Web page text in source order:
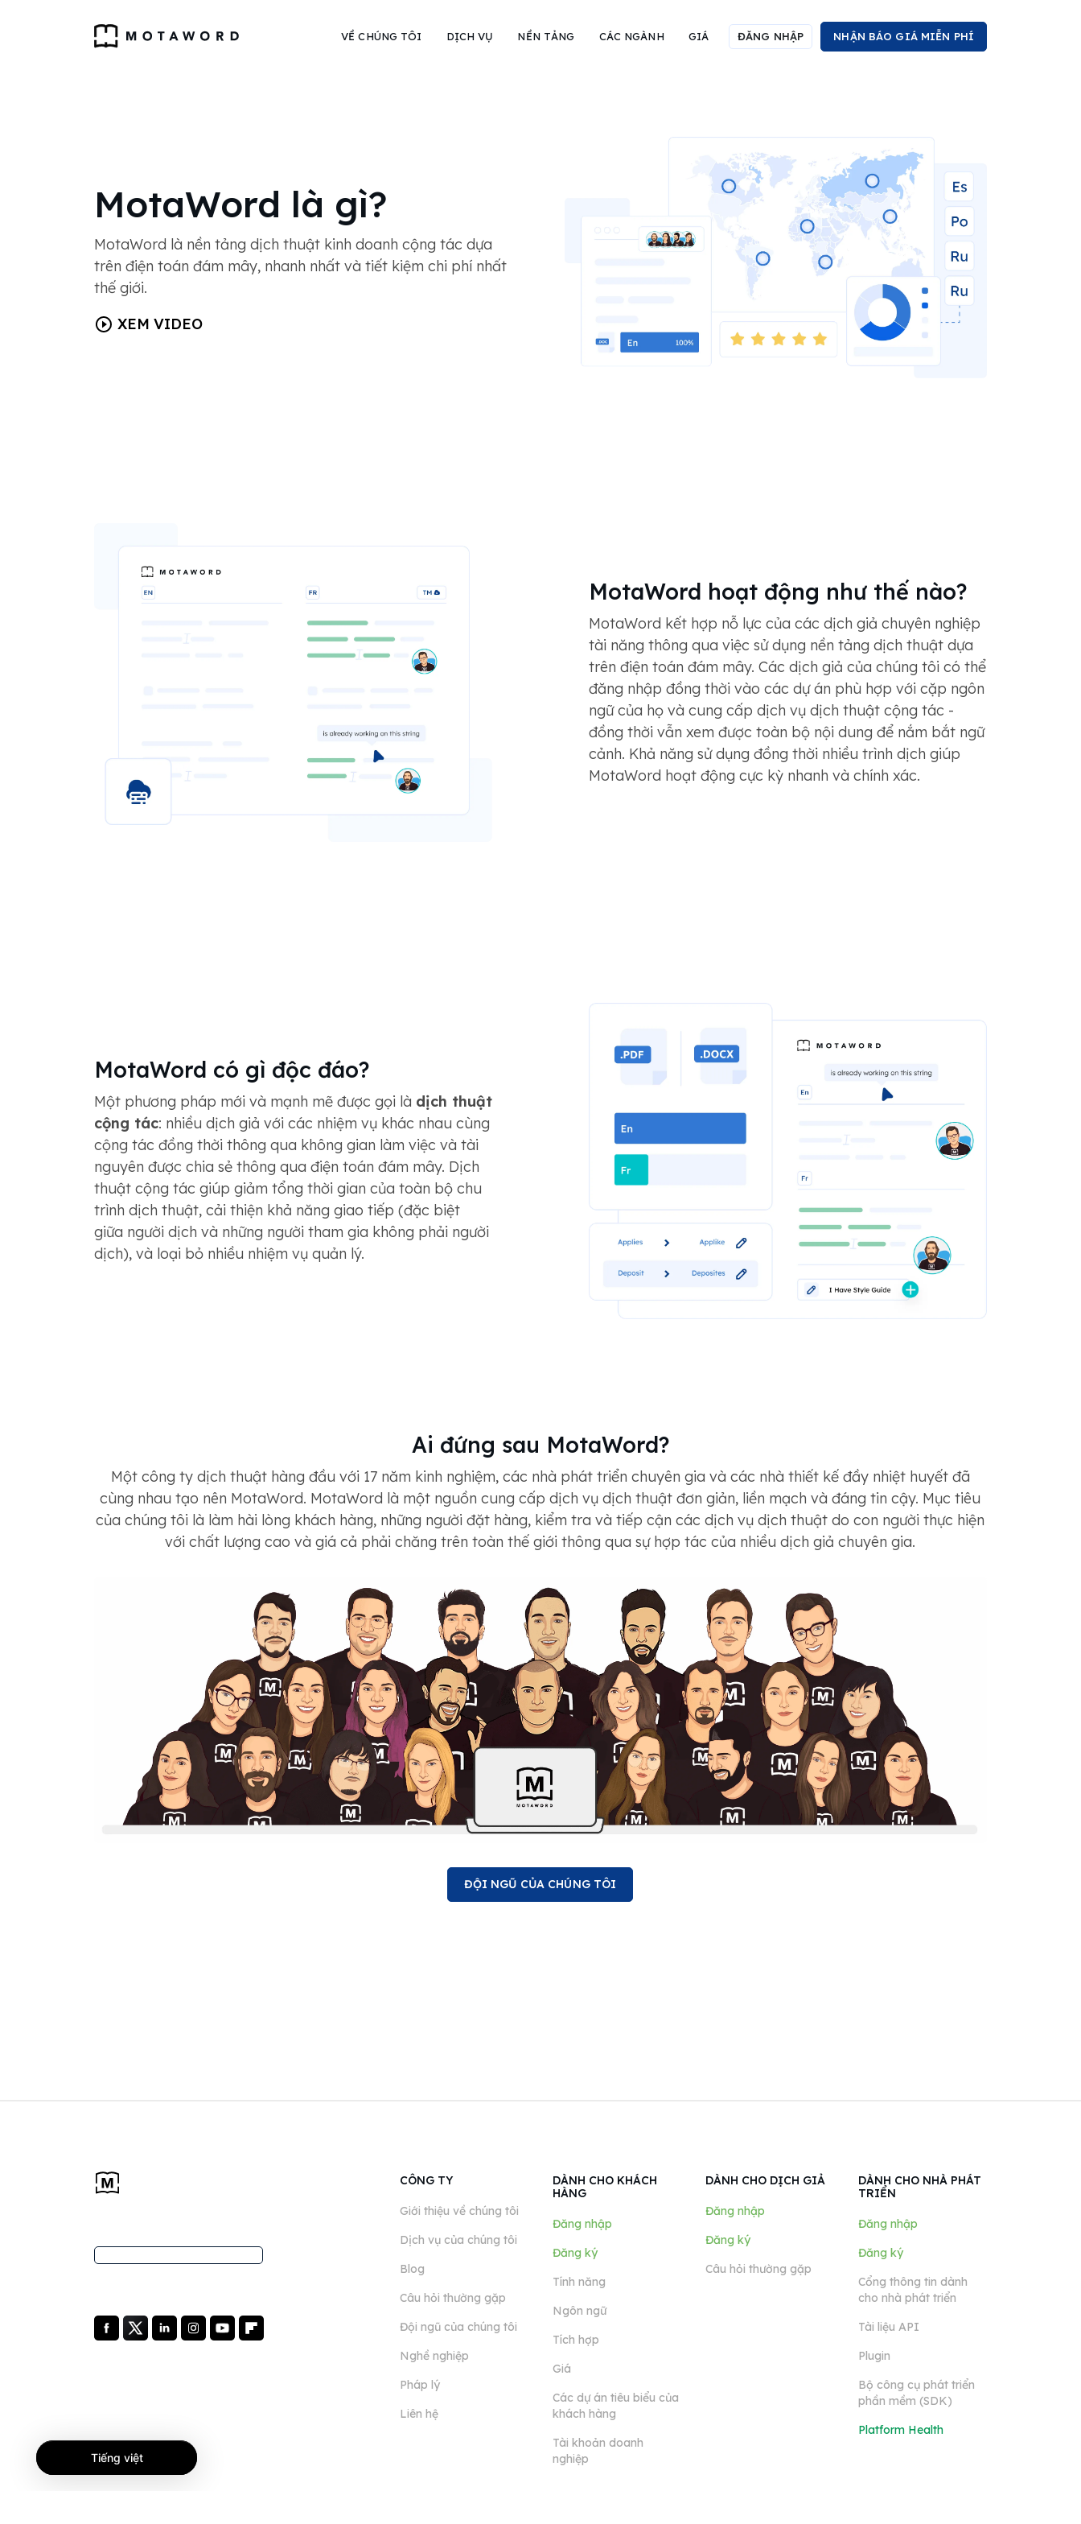
VỀ CHÚNG TÔI DỊCH VỤ NỀN TẢNG CÁC NGÀNH GIÁ ĐĂNG NHẬP NHẬN BÁO GIÁ MIỄN PHÍ
MotaWord là gì?
MotaWord là nền tảng dịch thuật kinh doanh cộng tác dựa
trên điện toán đám mây, nhanh nhất và tiết kiệm chi phí nhất
thế giới.
XEM VIDEO
MotaWord hoạt động như thế nào?
MotaWord kết hợp nỗ lực của các dịch giả chuyên nghiệp
tài năng thông qua việc sử dụng nền tảng dịch thuật dựa
trên điện toán đám mây. Các dịch giả của chúng tôi có thể
đăng nhập đồng thời vào các dự án phù hợp với cặp ngôn
ngữ của họ và cung cấp dịch vụ dịch thuật cộng tác -
đồng thời vẫn xem được toàn bộ nội dung để nắm bắt ngữ
cảnh. Khả năng sử dụng đồng thời nhiều trình dịch giúp
MotaWord hoạt động cực kỳ nhanh và chính xác.
MotaWord có gì độc đáo?
Một phương pháp mới và mạnh mẽ được gọi là dịch thuật
cộng tác: nhiều dịch giả với các nhiệm vụ khác nhau cùng
cộng tác đồng thời thông qua không gian làm việc và tài
nguyên được chia sẻ thông qua điện toán đám mây. Dịch
thuật cộng tác giúp giảm tổng thời gian của toàn bộ chu
trình dịch thuật, cải thiện khả năng giao tiếp (đặc biệt
giữa người dịch và những người tham gia không phải người
dịch), và loại bỏ nhiều nhiệm vụ quản lý.
Ai đứng sau MotaWord?
Một công ty dịch thuật hàng đầu với 17 năm kinh nghiệm, các nhà phát triển chuyên gia và các nhà thiết kế đầy nhiệt huyết đã
cùng nhau tạo nên MotaWord. MotaWord là một nguồn cung cấp dịch vụ dịch thuật đơn giản, liền mạch và đáng tin cậy. Mục tiêu
của chúng tôi là làm hài lòng khách hàng, những người đặt hàng, kiểm tra và tiếp cận các dịch vụ dịch thuật do con người thực hiện
với chất lượng cao và giá cả phải chăng trên toàn thế giới thông qua sự hợp tác của nhiều dịch giả chuyên gia.
ĐỘI NGŨ CỦA CHÚNG TÔI
CÔNG TY
Giới thiệu về chúng tôi
Dịch vụ của chúng tôi
Blog
Câu hỏi thường gặp
Đội ngũ của chúng tôi
Nghề nghiệp
Pháp lý
Liên hệ
DÀNH CHO KHÁCH
HÀNG
Đăng nhập
Đăng ký
Tính năng
Ngôn ngữ
Tích hợp
Giá
Các dự án tiêu biểu của
khách hàng
Tài khoản doanh
nghiệp
DÀNH CHO DỊCH GIẢ
Đăng nhập
Đăng ký
Câu hỏi thường gặp
DÀNH CHO NHÀ PHÁT
TRIỂN
Đăng nhập
Đăng ký
Cổng thông tin dành
cho nhà phát triển
Tài liệu API
Plugin
Bộ công cụ phát triển
phần mềm (SDK)
Platform Health
Tiếng việt